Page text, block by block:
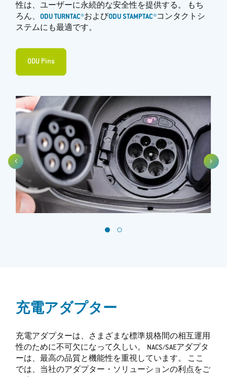
性は、ユーザーに永続的な安全性を提供する。 もち
ろん、ODU TURNTAC®およびODU STAMPTAC®コンタクトシ
ステムにも最適です。
ODU Pins
充電アダプター
充電アダプターは、さまざまな標準規格間の相互運用
性のために不可欠になって久しい。 NACS/SAEアダプタ
ーは、最高の品質と機能性を重視しています。 ここ
では、当社のアダプター・ソリューションの利点をご